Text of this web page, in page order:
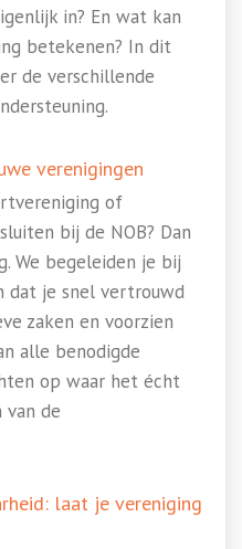
in? En wat kan
betekenen? In dit
de verschillende
verenigingen
of
bij de NOB? Dan
We begeleiden je bij
dat je snel vertrouwd
zaken en voorzien
alle benodigde
op waar het écht
van de
laat je vereniging